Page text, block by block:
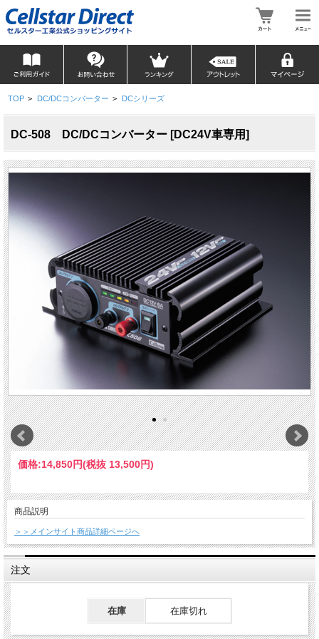
TOP > DC/DCコンバーター > DCシリーズ
DC-508 DC/DCコンバーター [DC24V車専用]
価格:14,850円(税抜 13,500円)
商品説明
＞＞メインサイト商品詳細ページへ
注文
在庫 在庫切れ